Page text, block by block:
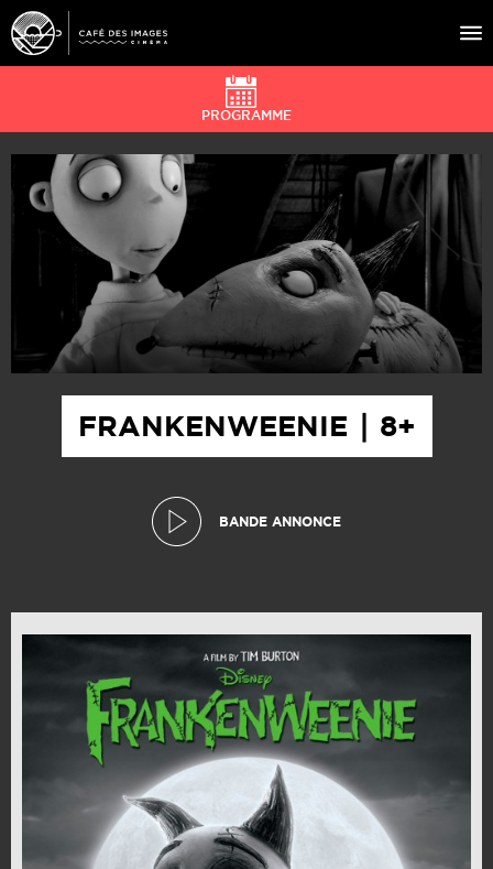
À L’AFFICHE
ÉVÉNEMENTS
CAFÉ DU CINÉ
PRATIQUE
ÉDUCATION AUX IMAGES
FRANKENWEENIE ∣ 8+
BANDE ANNONCE
PROGRAMME